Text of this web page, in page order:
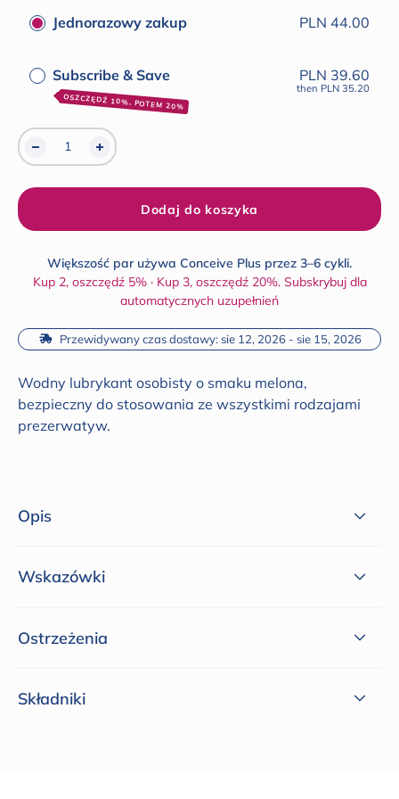
Jednorazowy zakup PLN 44.00
Subscribe & Save
OSZCZĘDŹ 10%, POTEM 20%
PLN 39.60
then PLN 35.20
Dodaj do koszyka
Większość par używa Conceive Plus przez 3–6 cykli.
Kup 2, oszczędź 5% · Kup 3, oszczędź 20%. Subskrybuj dla
automatycznych uzupełnień
Przewidywany czas dostawy: sie 12, 2026 - sie 15, 2026
Wodny lubrykant osobisty o smaku melona,
bezpieczny do stosowania ze wszystkimi rodzajami
prezerwatyw.
Opis
Wskazówki
Ostrzeżenia
Składniki